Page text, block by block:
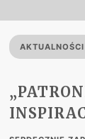
AKTUALNOŚCI